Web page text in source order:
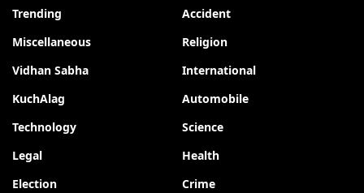
Trending
Accident
Miscellaneous
Religion
Vidhan Sabha
International
KuchAlag
Automobile
Technology
Science
Legal
Health
Election
Crime